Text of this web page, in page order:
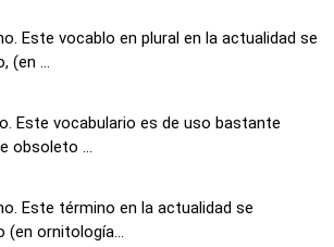
Este vocablo en plural en la actualidad se
(en ...
Este vocabulario es de uso bastante
obsoleto ...
Este término en la actualidad se
(en ornitología...